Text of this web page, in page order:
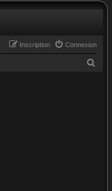
Connexion
Inscription